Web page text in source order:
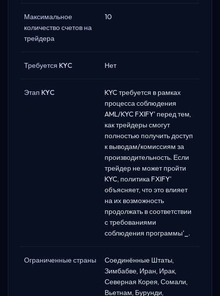
Максимальное
количество счетов на
трейдера
10
Требуется KYC Нет
Этап KYC
KYC требуется в рамках
процесса соблюдения
AML/KYC FXIFY' перед тем,
как трейдеры смогут
полностью получить доступ
к выводам/комиссиям за
производительность. Если
трейдер не может пройти
KYC, политика FXIFY'
объясняет, что это влияет
на их возможность
продолжать в соответствии
с требованиями
соблюдения программы'_.
Ограниченные страны
Соединённые Штаты,
Зимбабве, Иран, Ирак,
Северная Корея, Сомали,
Вьетнам, Бурунди,